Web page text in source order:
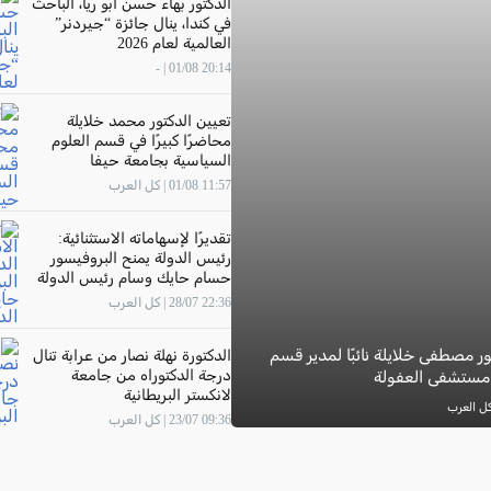
مصطفى خلايلة نائبًا لمدير قسم
مستشفى العفولة
في كندا، ينال جائزة “جيردنر”
العالمية لعام 2026
20:14 01/08 | -
تعيين الدكتور محمد خلايلة
محاضرًا كبيرًا في قسم العلوم
السياسية بجامعة حيفا
11:57 01/08 | كل العرب
تقديرًا لإسهاماته الاستثنائية:
رئيس الدولة يمنح البروفيسور
حسام حايك وسام رئيس الدولة
22:36 28/07 | كل العرب
الدكتورة نهلة نصار من عرابة تنال
درجة الدكتوراه من جامعة
لانكستر البريطانية
09:36 23/07 | كل العرب